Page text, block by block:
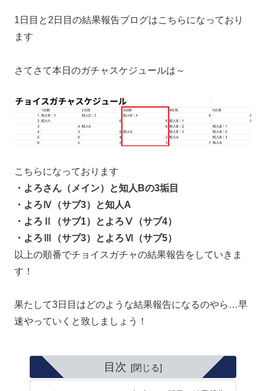
1日目と2日目の結果報告ブログはこちらになっており
ます
さてさて本日のガチャスケジュールは～
こちらになっております
・よろさん（メイン）と知人Bの3垢目
・よろⅣ（サブ3）と知人A
・よろⅡ（サブ1）とよろⅤ（サブ4）
・よろⅢ（サブ3）とよろⅥ（サブ5）
以上の順番でチョイスガチャの結果報告をしていきま
す！
果たして3日目はどのような結果報告になるのやら…早
速やっていくと致しましょう！
目次